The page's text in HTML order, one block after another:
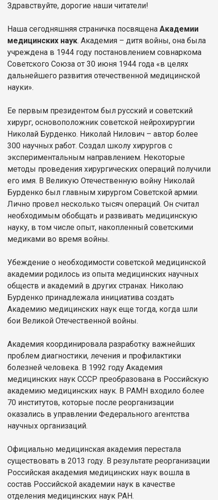
Здравствуйте, дорогие наши читатели!
Наша сегодняшняя страничка посвящена Академии
медицинских наук. Академия – дитя войны, она была
учреждена в 1944 году постановлением совнаркома
Советского Союза от 30 июня 1944 года «в целях
дальнейшего развития отечественной медицинской
науки».
Ее первым президентом был русский и советский
хирург, основоположник советской нейрохирургии
Николай Бурденко. Николай Нилович – автор более
300 научных работ. Создал школу хирургов с
экспериментальным направлением. Некоторые
методы проведения хирургических операций получили
его имя. В Великую Отечественную войну Николай
Бурденко был главным хирургом Советской армии.
Лично провел несколько тысяч операций. Он считал
необходимым обобщать и развивать медицинскую
науку, в том числе опыт, накопленный советскими
медиками во время войны.
Убеждение о необходимости советской медицинской
академии родилось из опыта медицинских научных
обществ и академий в других странах. Николаю
Бурденко принадлежала инициатива создать
Академию медицинских наук еще тогда, когда шли
бои Великой Отечественной войны.
Академия координировала разработку важнейших
проблем диагностики, лечения и профилактики
болезней человека. В 1992 году Академия
медицинских наук СССР преобразована в Российскую
академию медицинских наук. В РАМН входило более
70 институтов, которые после реорганизации
оказались в управлении Федерального агентства
научных организаций.
Официально медицинская академия перестала
существовать в 2013 году. В результате реорганизации
Российская академия медицинских наук вошла в
состав Российской академии наук в качестве
отделения медицинских наук РАН.